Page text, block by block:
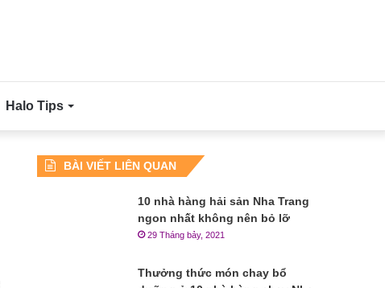
Halo Tips
BÀI VIẾT LIÊN QUAN
10 nhà hàng hải sản Nha Trang
ngon nhất không nên bỏ lỡ
29 Tháng bảy, 2021
Thưởng thức món chay bổ